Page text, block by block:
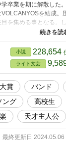
学卒業を期に解散した
VOLCANYOSを結成。
目を集める事となる。
ントマンを務めていた
を追い掛けるばかり。
のに気付いた同じ高
バンドに誘うことにし
る天才フロントマンと
身は平凡なギタリス
りなす物語と紡ぎ出
至る。 ※一部例外を除
割しています。読み辛
ポリスのアプリで読む
ストを加工した画像
小説 228,654
ライト文芸
賞 バンド
ング
高校生
天才主人公
最終更新日 2024.05.06